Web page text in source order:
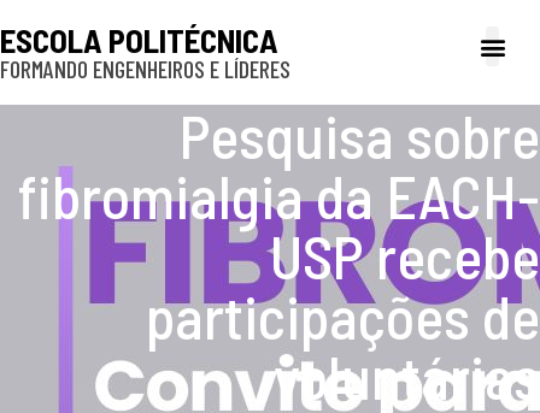
ESCOLA POLITÉCNICA
FORMANDO ENGENHEIROS E LÍDERES
Pesquisa sobre
fibromialgia da EACH-
USP recebe
participações de
voluntárias